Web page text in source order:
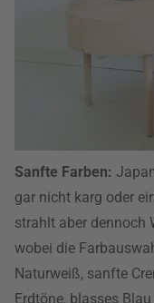
Sanfte Farben:
gar nicht karg oder
strahlt aber dennoch
wobei die
Naturweiß, sanfte
Erdtöne, blasses